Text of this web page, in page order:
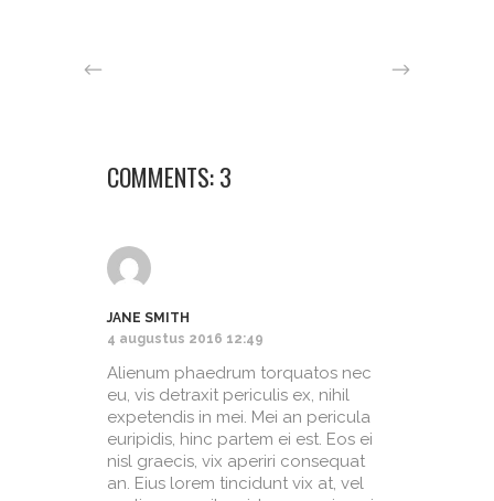
COMMENTS: 3
JANE SMITH
4 augustus 2016 12:49
Alienum phaedrum torquatos nec
eu, vis detraxit periculis ex, nihil
expetendis in mei. Mei an pericula
euripidis, hinc partem ei est. Eos ei
nisl graecis, vix aperiri consequat
an. Eius lorem tincidunt vix at, vel